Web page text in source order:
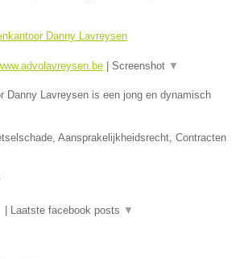
Danny Lavreysen
Screenshot ▼
Danny Lavreysen is een jong en dynamisch
Aansprakelijkheidsrecht, Contracten
Laatste facebook posts ▼